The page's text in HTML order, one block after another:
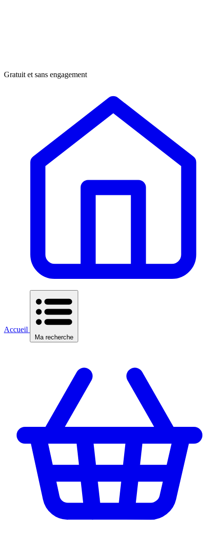
Gratuit et sans engagement
Accueil
Ma recherche